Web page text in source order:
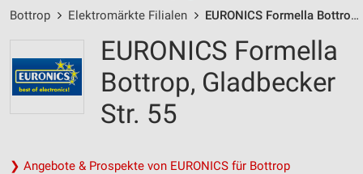
Bottrop Elektromärkte Filialen EURONICS Formella Bottrop / Gladbecker Str. 55 - Öffnungszeiten & Adresse
EURONICS Formella
Bottrop, Gladbecker
Str. 55
❯ Angebote & Prospekte von EURONICS für Bottrop